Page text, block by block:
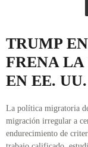
TRUMP
FRENA
EN EE. UU.
La política migratoria
migración irregular a
endurecimiento de